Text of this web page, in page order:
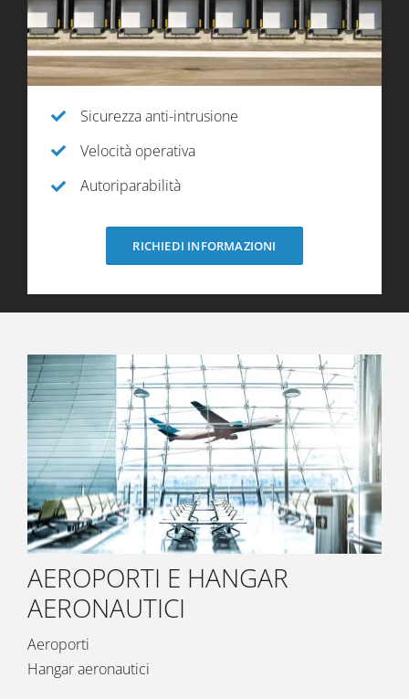
Sicurezza anti-intrusione
Velocità operativa
Autoriparabilità
RICHIEDI INFORMAZIONI
AEROPORTI E HANGAR
AERONAUTICI
Aeroporti
Hangar aeronautici